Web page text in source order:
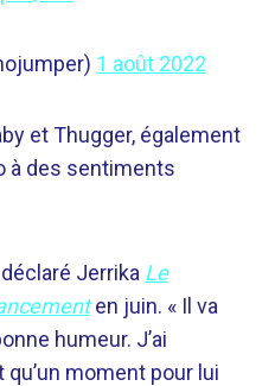
1 août 2022
et Thugger, également
à des sentiments
déclaré Jerrika Le
en juin. « Il va
humeur. J’ai
qu’un moment pour lui